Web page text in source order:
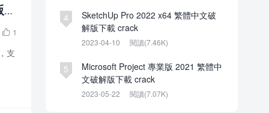
 1
支
4
SketchUp Pro 2022 x64 繁體中文破
解版下載 crack
2023-04-10 閱讀(7.46K)
5
Microsoft Project 專業版 2021 繁體中
文破解版下載 crack
2023-05-22 閱讀(7.07K)